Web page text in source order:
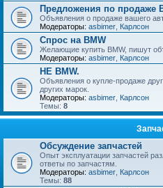
Предложения по продаже
Объявления о продаже вашего
Модераторы: asbimer Карлсон
Спрос на BMW
Желающие купить BMW, пишут
Модераторы: asbimer Карлсон
НЕ BMW.
Объявления о купле-продаже
других марок.
Модераторы: asbimer Карлсон
Темы: 8
Обсуждение запчастей
Опыт эксплуатации запчастей
ответы по запчастям.
Модераторы: asbimer Карлсон
Темы: 88